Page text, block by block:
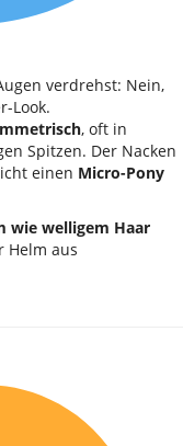
verdrehst: Nein,
Look.
, oft in
Spitzen. Der Nacken
einen Micro-Pony
wie welligem Haar
Helm aus